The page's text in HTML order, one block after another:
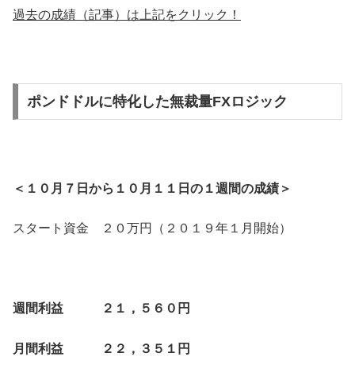
過去の成績（記事）は上記をクリック！
ポンドドルに特化した無裁量FXロジック
＜１０月７日から１０月１１日の１週間の成績＞
スタート資金 ２０万円（２０１９年１月開始）
週間利益 ２１，５６０円
月間利益 ２２，３５１円